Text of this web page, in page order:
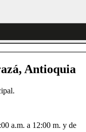
Antioquia
a.m. a 12:00 m. y de